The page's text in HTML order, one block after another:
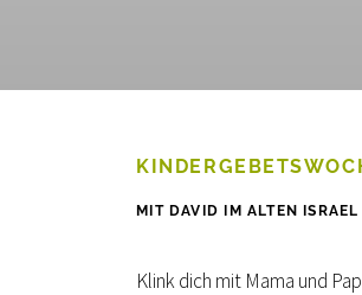
MIT DAVID IM ALTEN ISRAEL
Klink dich mit Mama und